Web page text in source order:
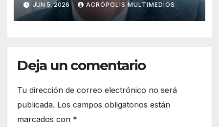
JUN 5, 2026 ACRÓPOLIS MULTIMEDIOS
Deja un comentario
Tu dirección de correo electrónico no será
publicada. Los campos obligatorios están
marcados con *